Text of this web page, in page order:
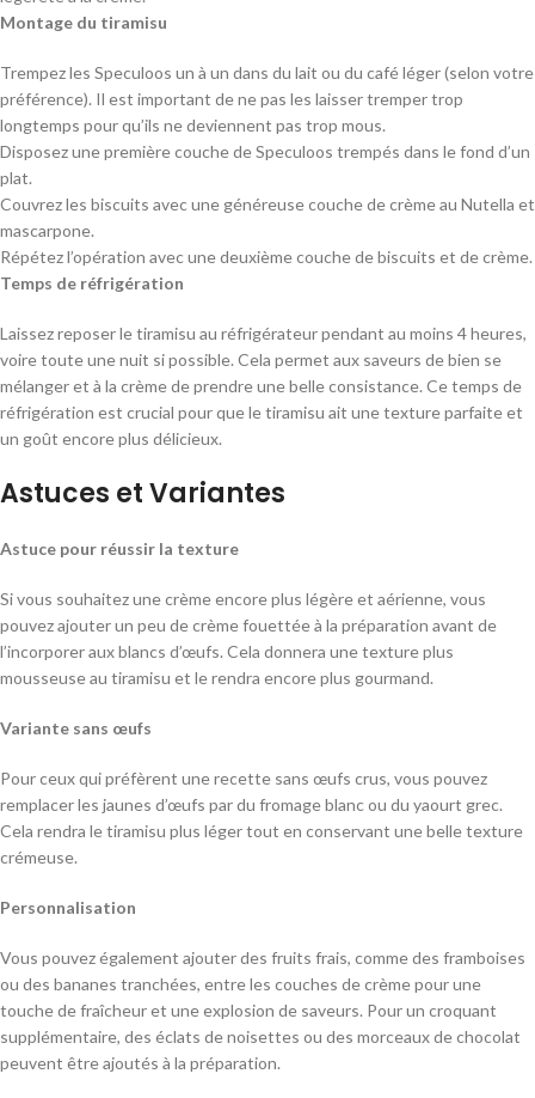
Montage du tiramisu
Trempez les Speculoos un à un dans du lait ou du café léger (selon votre
préférence). Il est important de ne pas les laisser tremper trop
longtemps pour qu’ils ne deviennent pas trop mous.
Disposez une première couche de Speculoos trempés dans le fond d’un
plat.
Couvrez les biscuits avec une généreuse couche de crème au Nutella et
mascarpone.
Répétez l’opération avec une deuxième couche de biscuits et de crème.
Temps de réfrigération
Laissez reposer le tiramisu au réfrigérateur pendant au moins 4 heures,
voire toute une nuit si possible. Cela permet aux saveurs de bien se
mélanger et à la crème de prendre une belle consistance. Ce temps de
réfrigération est crucial pour que le tiramisu ait une texture parfaite et
un goût encore plus délicieux.
Astuces et Variantes
Astuce pour réussir la texture
Si vous souhaitez une crème encore plus légère et aérienne, vous
pouvez ajouter un peu de crème fouettée à la préparation avant de
l’incorporer aux blancs d’œufs. Cela donnera une texture plus
mousseuse au tiramisu et le rendra encore plus gourmand.
Variante sans œufs
Pour ceux qui préfèrent une recette sans œufs crus, vous pouvez
remplacer les jaunes d’œufs par du fromage blanc ou du yaourt grec.
Cela rendra le tiramisu plus léger tout en conservant une belle texture
crémeuse.
Personnalisation
Vous pouvez également ajouter des fruits frais, comme des framboises
ou des bananes tranchées, entre les couches de crème pour une
touche de fraîcheur et une explosion de saveurs. Pour un croquant
supplémentaire, des éclats de noisettes ou des morceaux de chocolat
peuvent être ajoutés à la préparation.